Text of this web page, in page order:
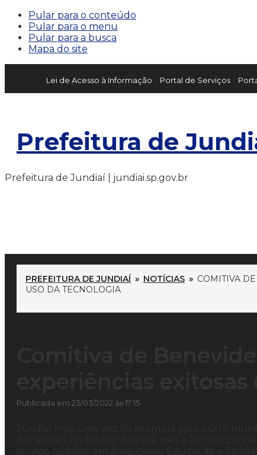
Pular para o conteúdo
Pular para o menu
Pular para a busca
Mapa do site
Lei de Acesso à Informação Portal de Serviços
Prefeitura de
Prefeitura de Jundiaí | jundiai.sp.gov.br
PREFEITURA DE JUNDIAÍ » NOTÍCIAS » COMITIVA
USO DA TECNOLOGIA
Publicada em 23/03/2022 às 17:15